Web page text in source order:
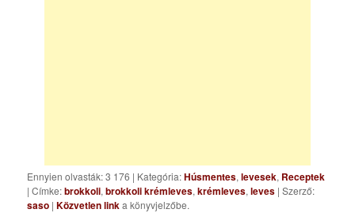
Ennyien olvasták: 3 176 | Kategória:Húsmentes,levesek, Receptek
| Címke:brokkoli,brokkoli krémleves,krémleves,leves | Szerző:
saso |Közvetlen linka könyvjelzőbe.